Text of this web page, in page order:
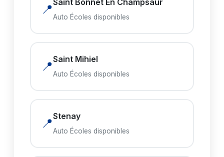
📍Saint Bonnet En Champsaur
Auto Écoles disponibles
📍Saint Mihiel
Auto Écoles disponibles
📍Stenay
Auto Écoles disponibles